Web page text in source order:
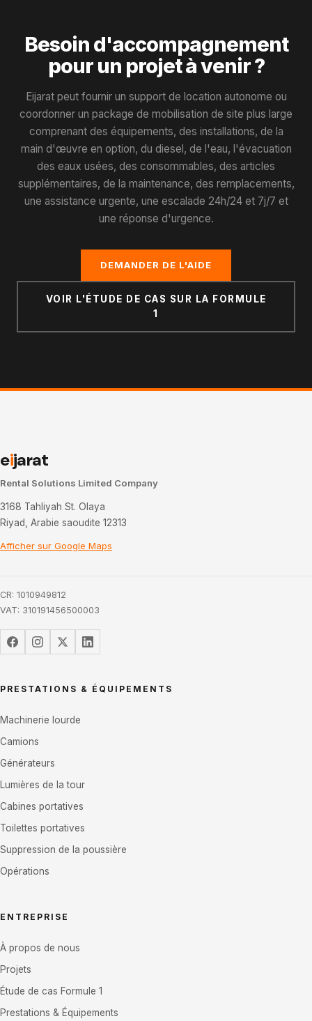
Besoin d'accompagnement
pour un projet à venir ?
Eijarat peut fournir un support de location autonome ou
coordonner un package de mobilisation de site plus large
comprenant des équipements, des installations, de la
main d'œuvre en option, du diesel, de l'eau, l'évacuation
des eaux usées, des consommables, des articles
supplémentaires, de la maintenance, des remplacements,
une assistance urgente, une escalade 24h/24 et 7j/7 et
une réponse d'urgence.
DEMANDER DE L'AIDE
VOIR L'ÉTUDE DE CAS SUR LA FORMULE
1
eijarat
Rental Solutions Limited Company
3168 Tahliyah St. Olaya
Riyad, Arabie saoudite 12313
Afficher sur Google Maps
CR: 1010949812
VAT: 310191456500003
PRESTATIONS & ÉQUIPEMENTS
Machinerie lourde
Camions
Générateurs
Lumières de la tour
Cabines portatives
Toilettes portatives
Suppression de la poussière
Opérations
ENTREPRISE
À propos de nous
Projets
Étude de cas Formule 1
Prestations & Équipements